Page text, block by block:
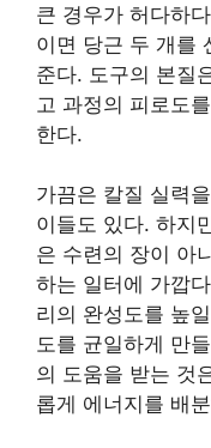
큰 경우가 허다하
이면 당근 두 개를
준다. 도구의 본질
고 과정의 피로도
한다.
가끔은 칼질 실력
이들도 있다. 하지
은 수련의 장이 아
하는 일터에 가깝
리의 완성도를 높
도를 균일하게 만
의 도움을 받는 것
롭게 에너지를 배